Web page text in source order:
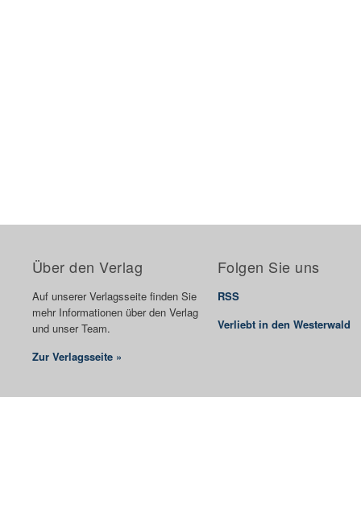
Über den Verlag
Auf unserer Verlagsseite finden Sie
mehr Informationen über den Verlag
und unser Team.
Zur Verlagsseite »
Folgen Sie uns
RSS
Verliebt in den Westerwald